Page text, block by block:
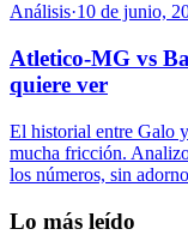
Análisis·10 de junio,
Atletico-MG vs
quiere ver
El historial entre Galo
mucha fricción.
los números, sin
Lo más leído